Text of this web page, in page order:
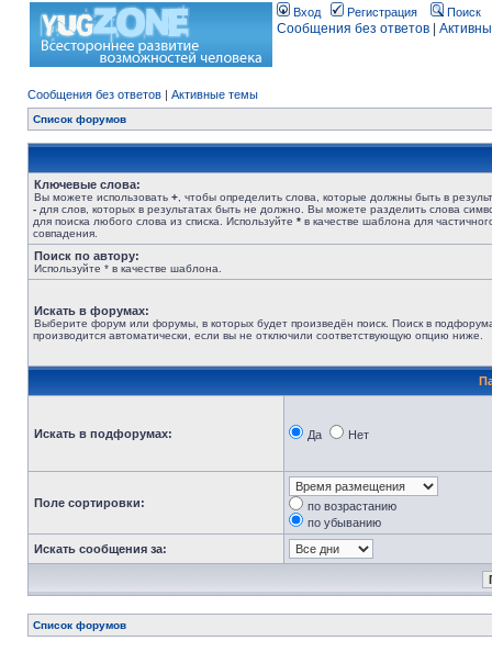
Вход Регистрация Поиск
Сообщения без ответов
Сообщения без ответов | Активные темы
Список форумов
Ключевые слова:
Вы можете использовать + , чтобы определить слова, которые должны быть в
- для слов, которых в результатах быть не должно. Вы можете разделить слова
для поиска любого слова из списка. Используйте * в качестве шаблона для
совпадения.
Поиск по автору:
Используйте * в качестве шаблона.
Искать в форумах:
Выберите форум или форумы, в которых будет произведён поиск. Поиск в
производится автоматически, если вы не отключили соответствующую опцию ниже.
Искать в подфорумах: Да Нет
Поле сортировки:
по возрастанию
по убыванию
Искать сообщения за:
Список форумов